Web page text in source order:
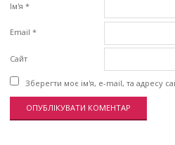
Ім'я *
Email *
Сайт
Зберегти моє ім'я, e-mail, та адресу